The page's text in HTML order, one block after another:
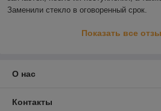
Заменили стекло в оговоренный срок.
Показать все
О нас
Контакты